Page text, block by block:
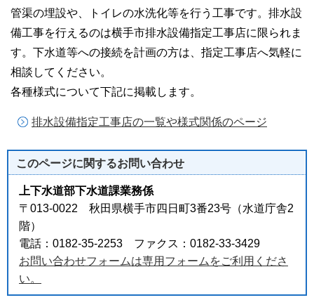
管渠の埋設や、トイレの水洗化等を行う工事です。排水設
備工事を行えるのは横手市排水設備指定工事店に限られま
す。下水道等への接続を計画の方は、指定工事店へ気軽に
相談してください。
各種様式について下記に掲載します。
排水設備指定工事店の一覧や様式関係のページ
このページに関するお問い合わせ
上下水道部下水道課業務係
〒013-0022 秋田県横手市四日町3番23号（水道庁舎2
階）
電話：0182-35-2253 ファクス：0182-33-3429
お問い合わせフォームは専用フォームをご利用くださ
い。